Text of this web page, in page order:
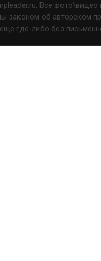
Все фото\видео
законом об авторском
где-либо без